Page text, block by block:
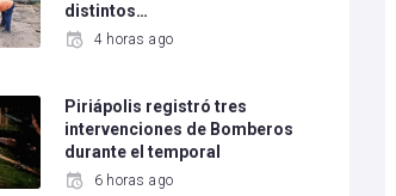
distintos…
4 horas ago
Piriápolis registró tres
intervenciones de Bomberos
durante el temporal
6 horas ago